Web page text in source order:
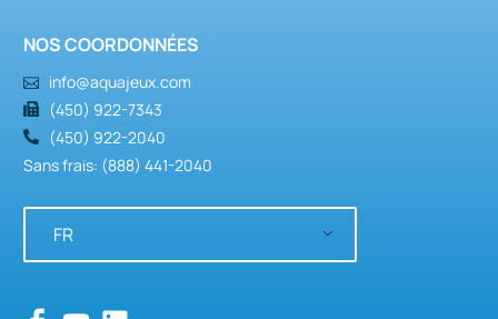
NOS COORDONNÉES
info@aquajeux.com
(450) 922-7343
(450) 922-2040
Sans frais: (888) 441-2040
FR